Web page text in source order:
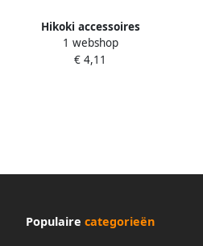
Hikoki accessoires
Schuurschijf D.125 K320
Velcro Wit (10 St) 753139
1 webshop
€ 4,11
Populaire categorieën